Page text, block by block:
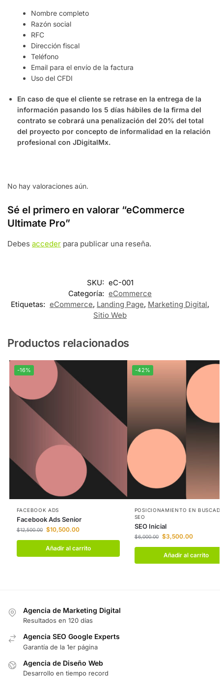
Nombre completo
Razón social
RFC
Dirección fiscal
Teléfono
Email para el envío de la factura
Uso del CFDI
En caso de que el cliente se retrase en la entrega de la
información pasando los 5 días hábiles de la firma del
contrato se cobrará una penalización del 20% del total
del proyecto por concepto de informalidad en la relación
profesional con JDigitalMx.
No hay valoraciones aún.
Sé el primero en valorar “eCommerce
Ultimate Pro”
Debes acceder para publicar una reseña.
SKU: eC-001
Categoría: eCommerce
Etiquetas: eCommerce, Landing Page, Marketing Digital,
Sitio Web
Productos relacionados
-16%
FACEBOOK ADS
Facebook Ads Senior
$12,500.00 $10,500.00
Añadir al carrito
-42%
POSICIONAMIENTO EN
SEO
SEO Inicial
$6,000.00 $3,500.00
Añadir al carrito
Agencia de Marketing Digital
Resultados en 120 días
Agencia SEO Google Experts
Garantía de la 1er página
Agencia de Diseño Web
Desarrollo en tiempo record